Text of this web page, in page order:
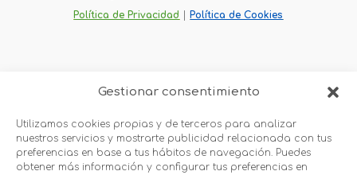
Gestionar consentimiento
Utilizamos cookies propias y de terceros para analizar
nuestros servicios y mostrarte publicidad relacionada con tus
preferencias en base a tus hábitos de navegación. Puedes
obtener más información y configurar tus preferencias en
Política de Privacidad
Política de Cookies